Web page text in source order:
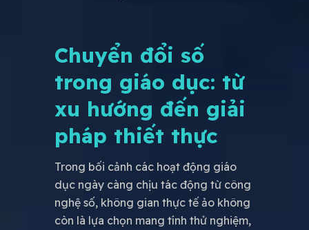
Chuyển đổi số
trong giáo dục: từ
xu hướng đến giải
pháp thiết thực
Trong bối cảnh các hoạt động giáo
dục ngày càng chịu tác động từ công
nghệ số, không gian thực tế ảo không
còn là lựa chọn mang tính thử nghiệm,